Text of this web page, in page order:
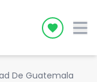
Icon
De Guatemala